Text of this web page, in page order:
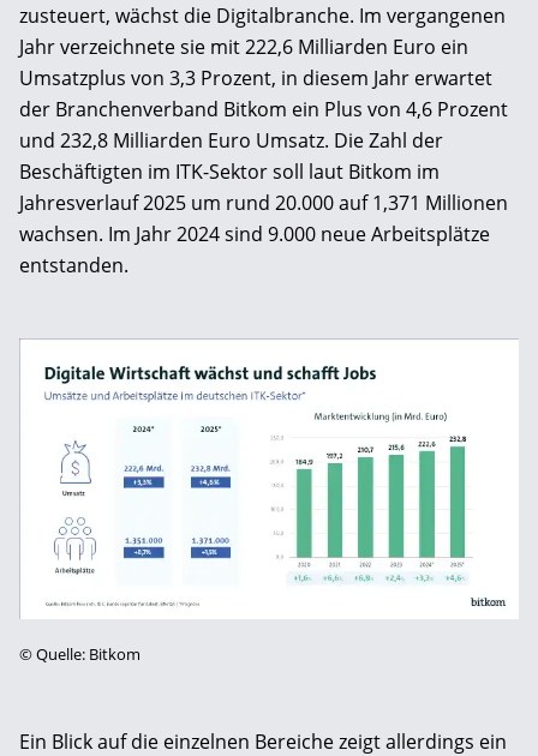
zusteuert, wächst die Digitalbranche. Im vergangenen
Jahr verzeichnete sie mit 222,6 Milliarden Euro ein
Umsatzplus von 3,3 Prozent, in diesem Jahr erwartet
der Branchenverband Bitkom ein Plus von 4,6 Prozent
und 232,8 Milliarden Euro Umsatz. Die Zahl der
Beschäftigten im ITK-Sektor soll laut Bitkom im
Jahresverlauf 2025 um rund 20.000 auf 1,371 Millionen
wachsen. Im Jahr 2024 sind 9.000 neue Arbeitsplätze
entstanden.
©Quelle: Bitkom
Ein Blick auf die einzelnen Bereiche zeigt allerdings ein